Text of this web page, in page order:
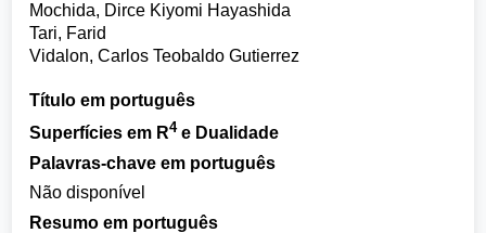
Mochida, Dirce Kiyomi Hayashida
Tari, Farid
Vidalon, Carlos Teobaldo Gutierrez
Título em português
Superfícies em R4e Dualidade
Palavras-chave em português
Não disponível
Resumo em português